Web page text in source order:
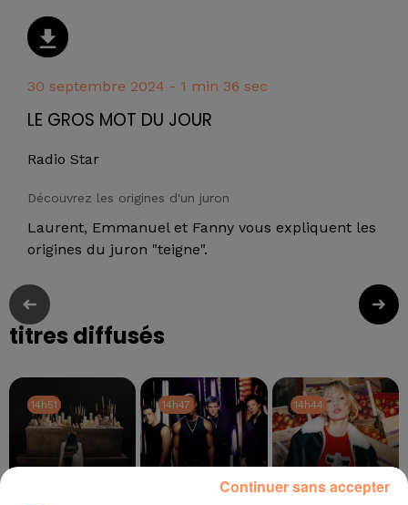
30 septembre 2024 - 1 min 36 sec
LE GROS MOT DU JOUR
Radio Star
Découvrez les origines d'un juron
Laurent, Emmanuel et Fanny vous expliquent les
origines du juron "teigne".
titres diffusés
14h51
14h51 14h47
14h47 14h44
14h44
Continuer sans accepter